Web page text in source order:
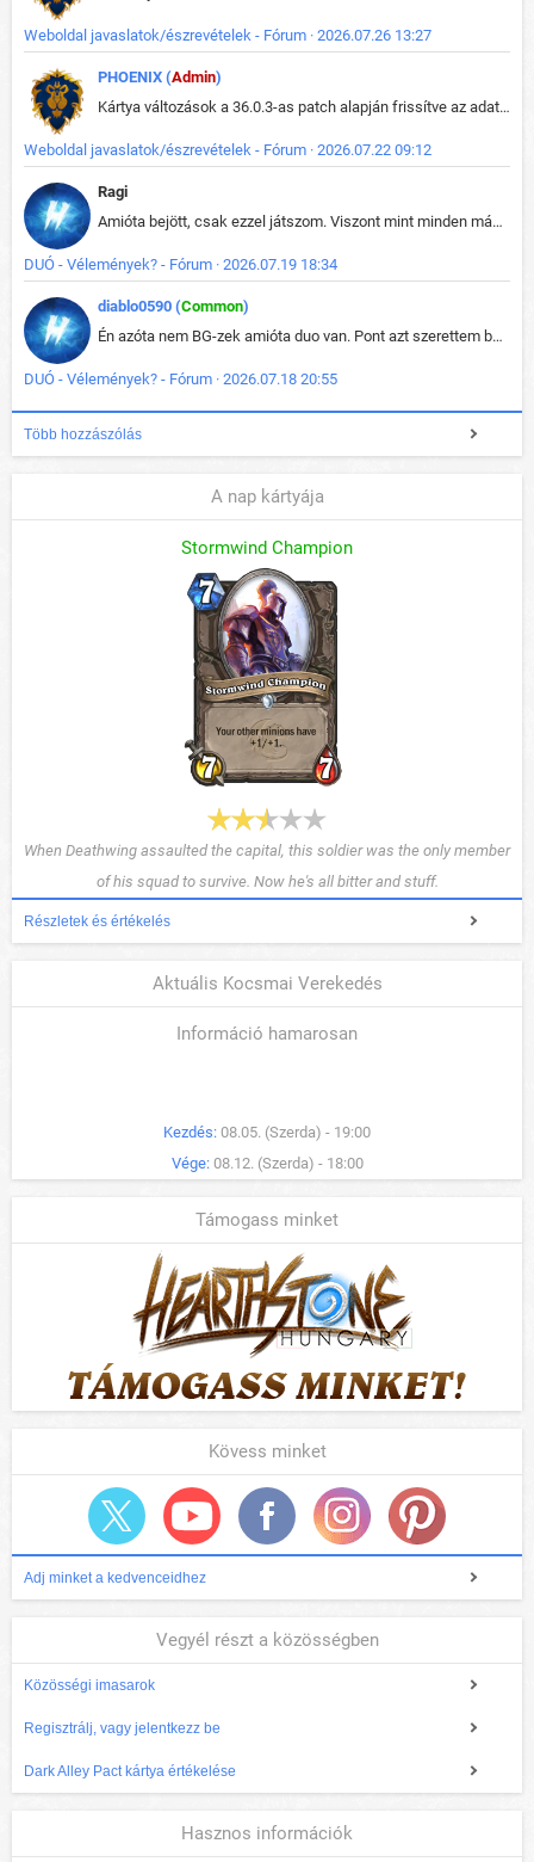
Weboldal javaslatok/észrevételek - Fórum · 2026.07.26 13:27
PHOENIX (Admin)
Kártya változások a 36.0.3-as patch alapján frissítve az adatbázisban (képek is cserélve).
Weboldal javaslatok/észrevételek - Fórum · 2026.07.22 09:12
Ragi
Amióta bejött, csak ezzel játszom. Viszont mint minden más - akár az alapjáték is, ez is baromira összetett lett. Néha már pár kör után is esélytelen az egész. Vagy irreállisan túltápol valaki, vagy lelép a partner, vagy csak hülye mint a segg. És amikor eljönne az én időm, na akkor jön el mindenki másé is. Engem jobban érdekelne, hogy ki milyen ratingen szokott játszani. Na ez lenne egy érdekes adat.
DUÓ - Vélemények? - Fórum · 2026.07.19 18:34
diablo0590 (Common)
Én azóta nem BG-zek amióta duo van. Pont azt szerettem benne, hogy rajtam múlik mi történik, nem pedig a társamon. Kérem vissza a régi BG-t :D
DUÓ - Vélemények? - Fórum · 2026.07.18 20:55
Több hozzászólás
A nap kártyája
Stormwind Champion
When Deathwing assaulted the capital, this soldier was the only member
of his squad to survive. Now he's all bitter and stuff.
Részletek és értékelés
Aktuális Kocsmai Verekedés
Információ hamarosan
Kezdés: 08.05. (Szerda) - 19:00
Vége: 08.12. (Szerda) - 18:00
Támogass minket
Kövess minket
Adj minket a kedvenceidhez
Vegyél részt a közösségben
Közösségi imasarok
Regisztrálj, vagy jelentkezz be
Dark Alley Pact kártya értékelése
Hasznos információk